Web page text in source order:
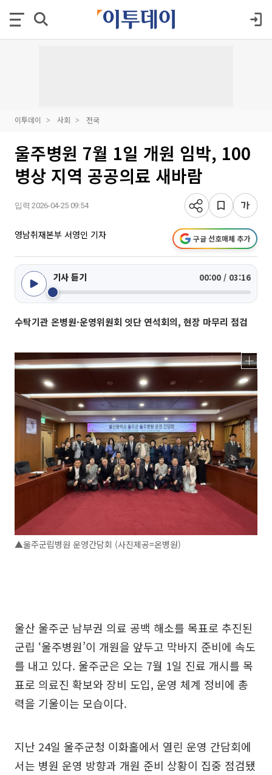
이투데이 사회 전국
울주병원 7월 1일 개원 임박, 100
병상 지역 공공의료 새바람
입력 2026-04-25 09:54
영남취재본부 서영인 기자 구글 선호매체 추가
기사 듣기 00:00 / 03:16
수탁기관 온병원·운영위원회 잇단 연석회의, 현장 마무리 점검
▲울주군립병원 운영간담회 (사진제공=온병원)
울산 울주군 남부권 의료 공백 해소를 목표로 추진된
군립 ‘울주병원’이 개원을 앞두고 막바지 준비에 속도
를 내고 있다. 울주군은 오는 7월 1일 진료 개시를 목
표로 의료진 확보와 장비 도입, 운영 체계 정비에 총
력을 기울이는 모습이다.
지난 24일 울주군청 이화홀에서 열린 운영 간담회에
서는 병원 운영 방향과 개원 준비 상황이 집중 점검됐